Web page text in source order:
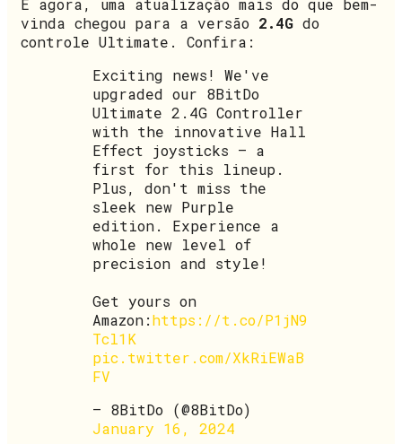
vinda chegou para a versão 2.4G do
controle Ultimate. Confira:
Exciting news! We've
upgraded our 8BitDo
Ultimate 2.4G Controller
with the innovative Hall
Effect joysticks – a
first for this lineup.
Plus, don't miss the
sleek new Purple
edition. Experience a
whole new level of
precision and style!
Get yours on
Amazon:https://t.co/P1jN9
Tcl1K
pic.twitter.com/XkRiEWaB
FV
— 8BitDo (@8BitDo)
January 16, 2024